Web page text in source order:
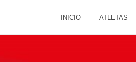
INICIO ATLETAS